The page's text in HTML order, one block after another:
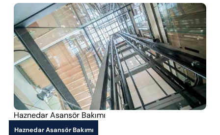
Haznedar Asansör Bakımı
Haznedar Asansör Bakımı